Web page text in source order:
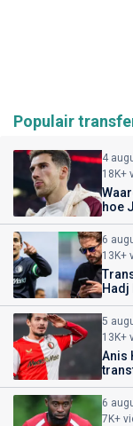
Populair
4
18K+
hoe
6
13K+
Hadj
5
13K+
Anis
6
7K+